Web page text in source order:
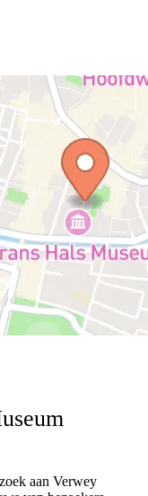
aan Verwey